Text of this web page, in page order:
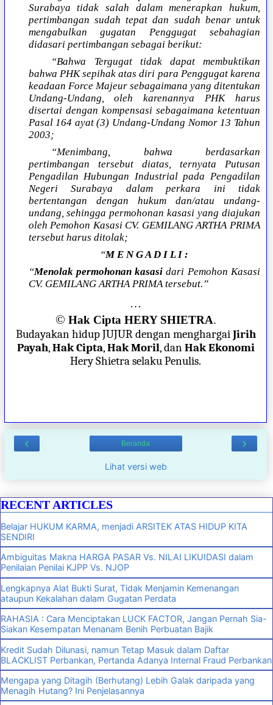
Surabaya tidak salah dalam menerapkan hukum,
pertimbangan sudah tepat dan sudah benar untuk
mengabulkan gugatan Penggugat sebahagian
didasari pertimbangan sebagai berikut:
“Bahwa Tergugat tidak dapat membuktikan
bahwa PHK sepihak atas diri para Penggugat karena
keadaan Force Majeur sebagaimana yang ditentukan
Undang-Undang, oleh karenannya PHK harus
disertai dengan kompensasi sebagaimana ketentuan
Pasal 164 ayat (3) Undang-Undang Nomor 13 Tahun
2003;
“Menimbang, bahwa berdasarkan
pertimbangan tersebut diatas, ternyata Putusan
Pengadilan Hubungan Industrial pada Pengadilan
Negeri Surabaya dalam perkara ini tidak
bertentangan dengan hukum dan/atau undang-
undang, sehingga permohonan kasasi yang diajukan
oleh Pemohon Kasasi CV. GEMILANG ARTHA PRIMA
tersebut harus ditolak;
“M E N G A D I L I :
“Menolak permohonan kasasi dari Pemohon Kasasi
CV. GEMILANG ARTHA PRIMA tersebut.”
…
© Hak Cipta HERY SHIETRA.
Budayakan hidup JUJUR dengan menghargaiJirih
Payah,Hak Cipta,Hak Moril, danHak Ekonomi
Hery Shietra selaku Penulis.
‹ ›
Beranda
Lihat versi web
RECENT ARTICLES
Belajar HUKUM KARMA, menjadi ARSITEK ATAS HIDUP KITA
SENDIRI
Ambiguitas Makna HARGA PASAR Vs. NILAI LIKUIDASI dalam
Penilaian Penilai KJPP Vs. NJOP
Lengkapnya Alat Bukti Surat, Tidak Menjamin Kemenangan
ataupun Kekalahan dalam Gugatan Perdata
RAHASIA : Cara Menciptakan LUCK FACTOR, Jangan Pernah Sia-
Siakan Kesempatan Menanam Benih Perbuatan Bajik
Kredit Sudah Dilunasi, namun Tetap Masuk dalam Daftar
BLACKLIST Perbankan, Pertanda Adanya Internal Fraud Perbankan
Mengapa yang Ditagih (Berhutang) Lebih Galak daripada yang
Menagih Hutang? Ini Penjelasannya